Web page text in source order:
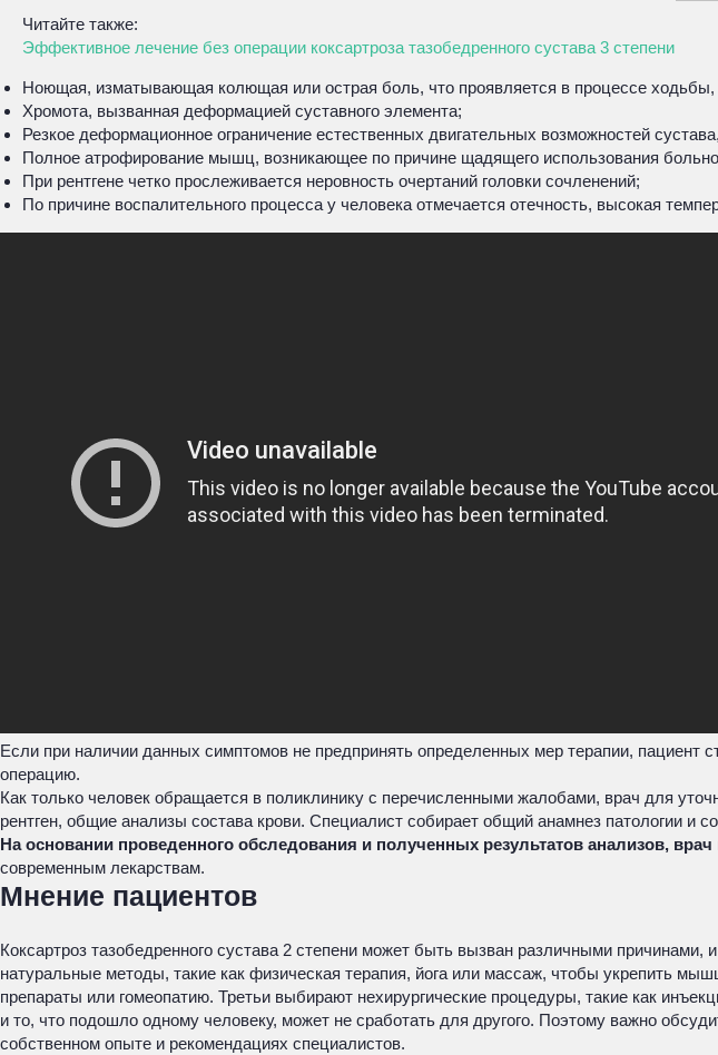
Читайте также:
Эффективное лечение без операции коксартроза тазобедренного сустава 3 степени
Ноющая, изматывающая колющая или острая боль, что проявляется в процессе ходьбы,
Хромота, вызванная деформацией суставного элемента;
Резкое деформационное ограничение естественных двигательных возможностей
Полное атрофирование мышц, возникающее по причине щадящего использования
При рентгене четко прослеживается неровность очертаний головки сочленений;
По причине воспалительного процесса у человека отмечается отечность, высокая
Если при наличии данных симптомов не предпринять определенных мер терапии, пациент
операцию.
Как только человек обращается в поликлинику с перечисленными жалобами, врач для
рентген, общие анализы состава крови. Специалист собирает общий анамнез патологии и
На основании проведенного обследования и полученных результатов анализов,
современным лекарствам.
Мнение пациентов
Коксартроз тазобедренного сустава 2 степени может быть вызван различными
натуральные методы, такие как физическая терапия, йога или массаж, чтобы укрепить
препараты или гомеопатию. Третьи выбирают нехирургические процедуры, такие как
и то, что подошло одному человеку, может не сработать для другого. Поэтому важно
собственном опыте и рекомендациях специалистов.